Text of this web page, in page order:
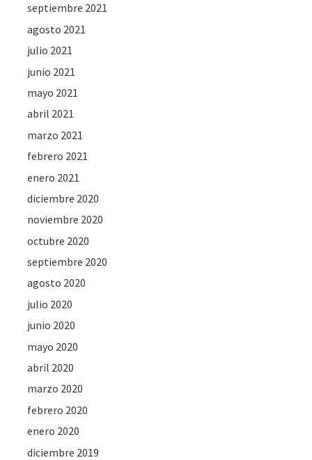
septiembre 2021
agosto 2021
julio 2021
junio 2021
mayo 2021
abril 2021
marzo 2021
febrero 2021
enero 2021
diciembre 2020
noviembre 2020
octubre 2020
septiembre 2020
agosto 2020
julio 2020
junio 2020
mayo 2020
abril 2020
marzo 2020
febrero 2020
enero 2020
diciembre 2019